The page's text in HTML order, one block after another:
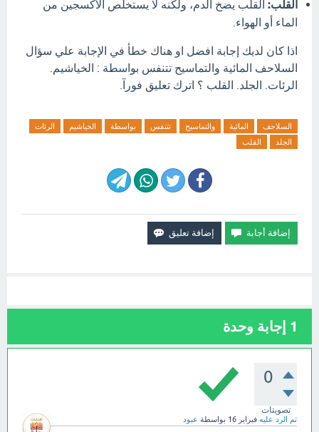
القلب: القلب يضخ الدم، ولكنه لا يستخلص الأكسجين من
الماء أو الهواء.
اذا كان لديك إجابة افضل او هناك خطأ في الإجابة علي سؤال
السلاحف المائية والتماسيح تتنفس بواسطة : الخياشيم.
الرئات. الجلد. القلب ؟ اترك تعليق فورآ.
السلاحف المائية والتماسيح تتنفس بواسطة الخياشيم
الرئات
الجلد
القلب
1 إجابة وحدة
0
تصويتات
تم الرد عليه فبراير 16 بواسطة عبود